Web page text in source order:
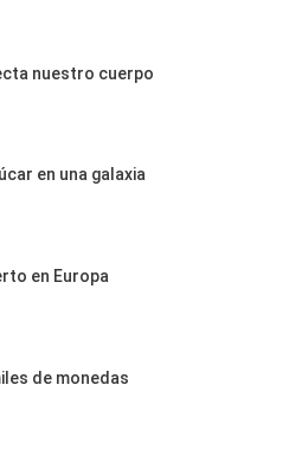
nuestro cuerpo
en una galaxia
en Europa
de monedas